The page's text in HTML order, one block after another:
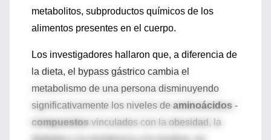
metabolitos, subproductos químicos de los
alimentos presentes en el cuerpo.
Los investigadores hallaron que, a diferencia de
la dieta, el bypass gástrico cambia el
metabolismo de una persona disminuyendo
significativamente los niveles de aminoácidos -
compuestos vinculados con la obesidad, la